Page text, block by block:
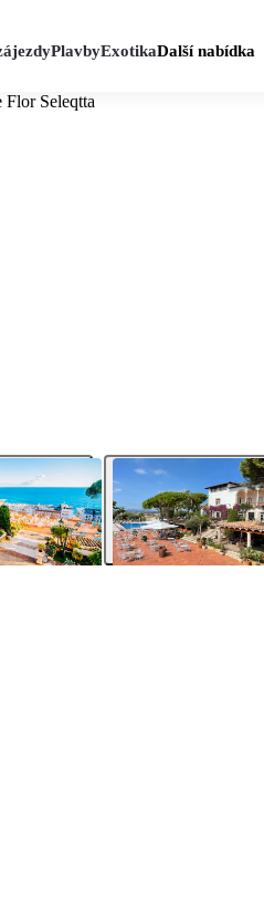
PlavbyExotikaDalší nabídka
Flor Seleqtta